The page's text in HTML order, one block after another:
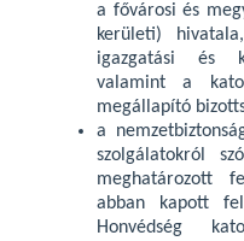
a fővárosi és
kerületi)
igazgatási és
valamint a
megállapító
a
szolgálatokról
meghatározott
abban kapott
Honvédség